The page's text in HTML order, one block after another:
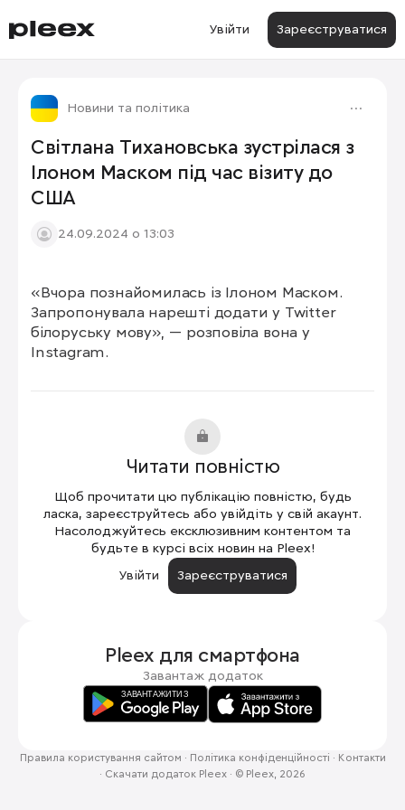
Увійти Зареєструватися
Новини та політика
Світлана Тихановська зустрілася з
Ілоном Маском під час візиту до
США
24.09.2024 о 13:03
«Вчора познайомилась із Ілоном Маском.
Запропонувала нарешті додати у Twitter
білоруську мову», — розповіла вона у
Instagram.
Читати повністю
Щоб прочитати цю публікацію повністю, будь
ласка, зареєструйтесь або увійдіть у свій акаунт.
Насолоджуйтесь ексклюзивним контентом та
будьте в курсі всіх новин на Pleex!
Увійти
Зареєструватися
Pleex для смартфона
Завантаж додаток
Правила користування сайтом · Політика конфіденційності · Контакти
· Скачати додаток Pleex · © Pleex, 2026